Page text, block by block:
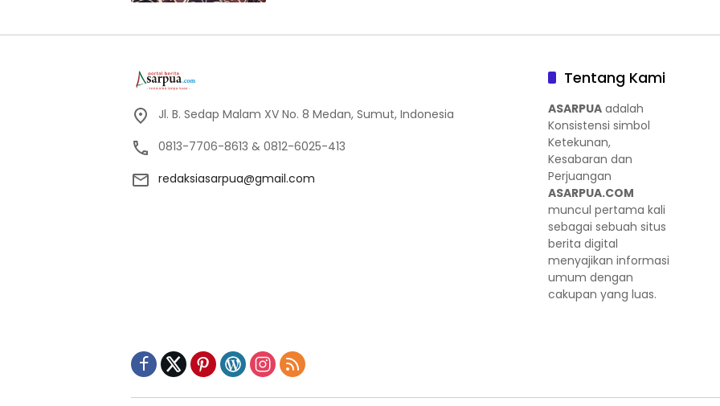
Jl. B. Sedap Malam XV No. 8 Medan, Sumut, Indonesia
0813-7706-8613 & 0812-6025-413
redaksiasarpua@gmail.com
Tentang Kami
ASARPUA adalah
Konsistensi simbol
Ketekunan,
Kesabaran dan
Perjuangan
ASARPUA.COM
muncul pertama kali
sebagai sebuah situs
berita digital
menyajikan informasi
umum dengan
cakupan yang luas.